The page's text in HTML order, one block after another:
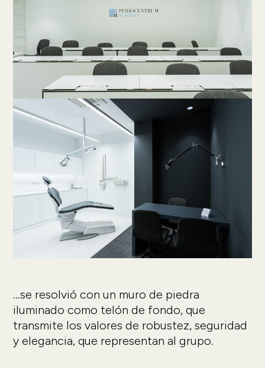
...se resolvió con un muro de piedra
iluminado como telón de fondo, que
transmite los valores de robustez, seguridad
y elegancia, que representan al grupo.